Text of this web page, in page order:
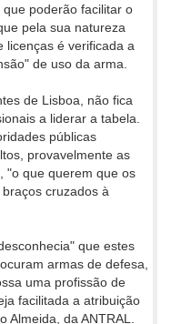
que poderão facilitar o
pela sua natureza
licenças é verificada a
de uso da arma.
de Lisboa, não fica
a liderar a tabela.
públicas
provavelmente as
"o que querem que os
cruzados à
que estes
armas de defesa,
uma profissão de
facilitada a atribuição
da ANTRAL.